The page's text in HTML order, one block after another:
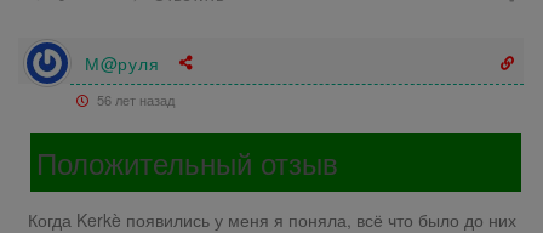
М@руля
56 лет назад
Положительный отзыв
Когда Kerkè появились у меня я поняла, всё что было до них